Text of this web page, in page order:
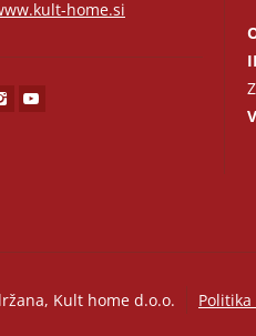
home.si
Kult home d.o.o. Politika